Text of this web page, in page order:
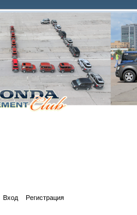
Вход Регистрация